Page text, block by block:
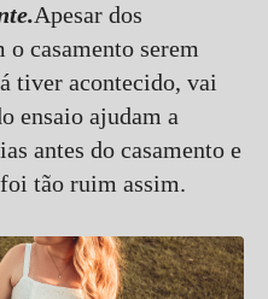
Apesar dos
o casamento serem
tiver acontecido, vai
ensaio ajudam a
antes do casamento e
tão ruim assim.